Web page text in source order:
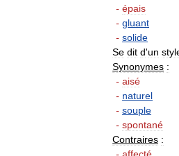
- épais
- gluant
- solide
Se dit d'un
Synonymes :
- aisé
- naturel
- souple
- spontané
Contraires :